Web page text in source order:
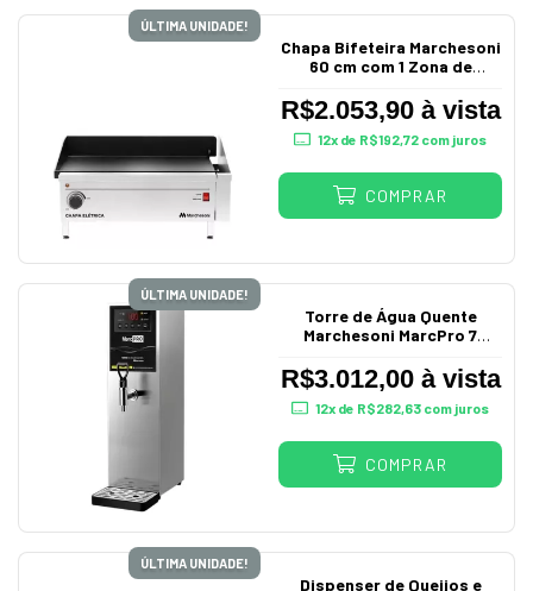
ÚLTIMA UNIDADE!
Chapa Bifeteira Marchesoni
60 cm com 1 Zona de
R$2.053,90 à vista
12x de R$192,72com juros
COMPRAR
ÚLTIMA UNIDADE!
Torre de Água Quente
Marchesoni MarcPro 7
R$3.012,00 à vista
12x de R$282,63com juros
COMPRAR
ÚLTIMA UNIDADE!
Dispenser de Queijos e